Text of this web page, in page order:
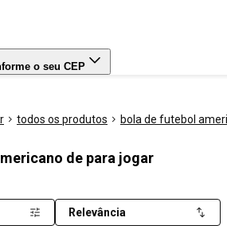
o seu CEP
todos os produtos bola de futebol
de para jogar
Relevância